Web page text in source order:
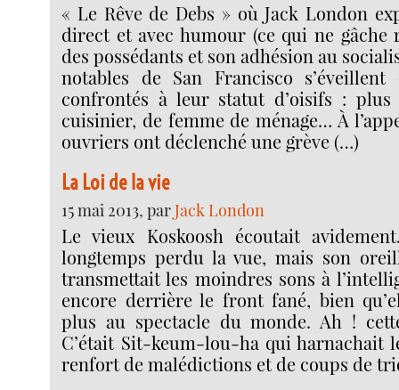
« Le Rêve de Debs » où Jack London
direct et avec humour (ce qui ne gâche
des possédants et son adhésion au
notables de San Francisco
confrontés à leur statut d’oisifs : plus
cuisinier, de femme de ménage… À
ouvriers ont déclenché une grève (…)
La Loi de la vie
15 mai 2013, parJack London
Le vieux Koskoosh écoutait
longtemps perdu la vue, mais son
transmettait les moindres sons à
encore derrière le front fané, bien
plus au spectacle du monde. Ah !
C’était Sit-keum-lou-ha qui harnachait
renfort de malédictions et de coups de